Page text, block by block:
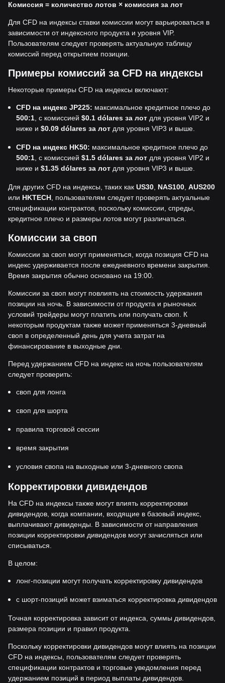
Комиссия = количество лотов × комиссия за лот
Для CFD на индексы ставки комиссии могут варьироваться в
зависимости от индексного продукта и уровня VIP.
Пользователям следует проверять актуальную таблицу
комиссий перед открытием позиции.
Примеры комиссий за CFD на индексы
Некоторые примеры CFD на индексы включают:
CFD на индекс JP225: максимальное кредитное плечо до
500:1, с комиссией $0.1 dólares за лот для уровня VIP2 и
ниже и $0.09 dólares за лот для уровня VIP3 и выше.
CFD на индекс HK50: максимальное кредитное плечо до
500:1, с комиссией $1.5 dólares за лот для уровня VIP2 и
ниже и $1.35 dólares за лот для уровня VIP3 и выше.
Для других CFD на индексы, таких как US30, NAS100, AUS200
или HKTECH, пользователям следует проверять актуальные
спецификации контрактов, поскольку комиссии, спреды,
кредитное плечо и размеры лотов могут различаться.
Комиссии за своп
Комиссии за своп могут применяться, когда позиция CFD на
индекс удерживается после ежедневного времени закрытия.
Время закрытия обычно основано на 19:00.
Комиссии за своп могут повлиять на стоимость удержания
позиции на ночь. В зависимости от продукта и рыночных
условий трейдеры могут платить или получать своп. К
некоторым продуктам также может применяться 3-дневный
своп в определенный день для учета затрат на
финансирование в выходные дни.
Перед удержанием CFD на индекс на ночь пользователям
следует проверить:
своп для лонга
своп для шорта
правила торговой сессии
время закрытия
условия свопа на выходные или 3-дневного свопа
Корректировки дивидендов
На CFD на индексы также могут влиять корректировки
дивидендов, когда компании, входящие в базовый индекс,
выплачивают дивиденды. В зависимости от направления
позиции корректировки дивидендов могут зачисляться или
списываться.
В целом:
лонг-позиции могут получать корректировку дивидендов
с шорт-позиций может взиматься корректировка дивидендов
Точная корректировка зависит от индекса, суммы дивидендов,
размера позиции и правил продукта.
Поскольку корректировки дивидендов могут влиять на позиции
CFD на индексы, пользователям следует проверять
спецификации контрактов и торговые уведомления перед
удержанием позиций в период выплаты дивидендов.